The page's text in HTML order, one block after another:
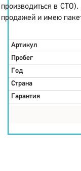
производиться в
продажей и имею
Артикул
Пробег
Год
Страна
Гарантия